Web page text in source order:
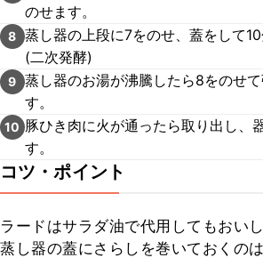
のせます。
8 蒸し器の上段に7をのせ、蓋をして10
(二次発酵)
9 蒸し器のお湯が沸騰したら8をのせ
す。
10 豚ひき肉に火が通ったら取り出し、
す。
コツ・ポイント
ラードはサラダ油で代用してもおい
蒸し器の蓋にさらしを巻いておくの